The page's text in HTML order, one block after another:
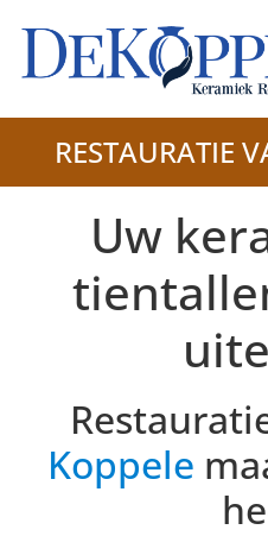
RESTAURATIE
Uw
Koppele